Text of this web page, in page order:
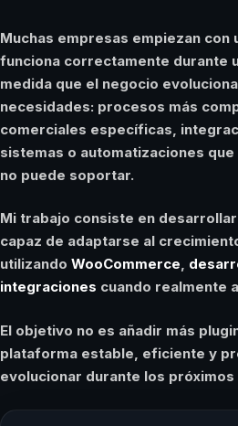
Muchas empresas empiezan con
funciona correctamente durante
medida que el negocio
necesidades: procesos más
comerciales específicas,
sistemas o automatizaciones
no puede soportar.
Mi trabajo consiste en
capaz de adaptarse al
utilizando WooCommerce,
integraciones cuando realmente
El objetivo no es añadir más
plataforma estable, eficiente y
evolucionar durante los próximos